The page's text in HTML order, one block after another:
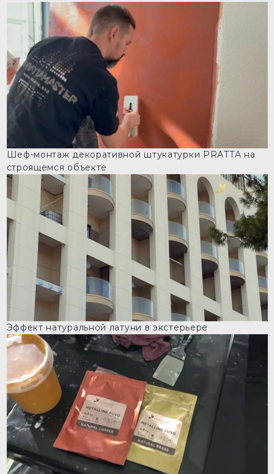
Шеф-монтаж декоративной штукатурки PRATTA на
строящемся объекте
Эффект натуральной латуни в экстерьере